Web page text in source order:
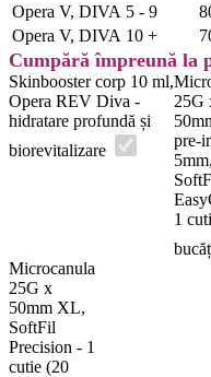
Opera V, DIVA 5 - 9
Opera V, DIVA 10 +
Cumpără împreună la
Skinbooster corp 10 ml,
Opera REV Diva -
hidratare profundă și
biorevitalizare
25G
pre-
5mm,
1
Microcanula
25G x
50mm XL,
SoftFil
Precision - 1
cutie (20